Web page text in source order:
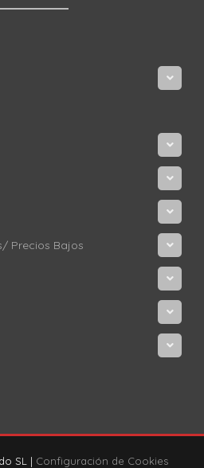
Precios Bajos
SL | Configuración de Cookies